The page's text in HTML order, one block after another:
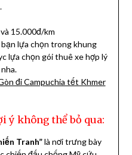
15.000đ/km
lựa chọn trong khung
lựa chọn gói thuê xe hợp lý
đi Campuchia tết Khmer
ý không thể bỏ qua:
Tranh”là nơi trưng bày